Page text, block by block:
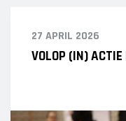
27 APRIL 2026
VOLOP (IN)